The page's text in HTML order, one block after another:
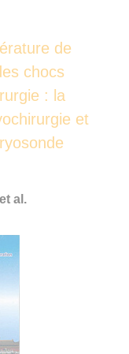
de
chocs
: la
et
al.